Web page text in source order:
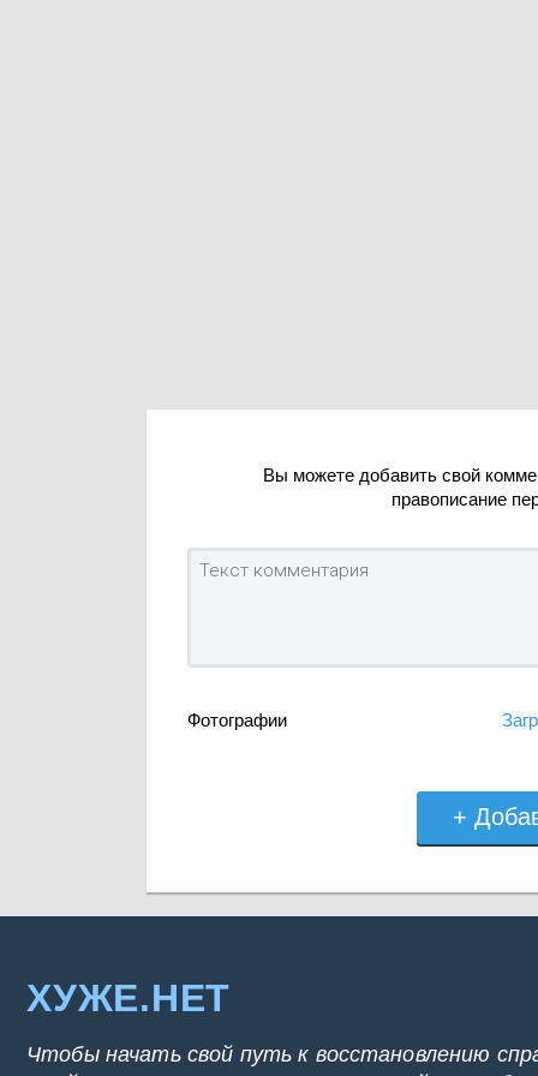
Вы можете добавить свой
правописание
Фотографии
+
ХУЖЕ.НЕТ
Чтобы начать свой путь к восстановлению